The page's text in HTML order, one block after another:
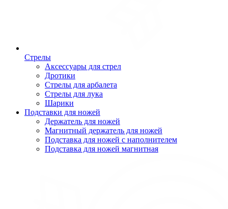
Стрелы
Аксессуары для стрел
Дротики
Стрелы для арбалета
Стрелы для лука
Шарики
Подставки для ножей
Держатель для ножей
Магнитный держатель для ножей
Подставка для ножей с наполнителем
Подставка для ножей магнитная